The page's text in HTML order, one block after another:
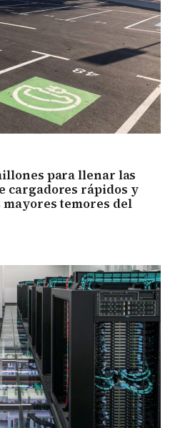
para llenar las
cargadores rápidos y
mayores temores del